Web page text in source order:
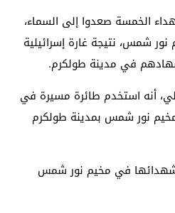
الخمسة صعدوا إلى السماء،
شمس، نتيجة غارة إسرائيلية
في مدينة طولكرم.
أنه استخدم طائرة مسيرة في
نور شمس بمدينة طولكرم